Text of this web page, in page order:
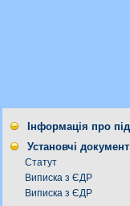
Інформація про
Установчі
Статут
Виписка з ЄДР
Виписка з ЄДР